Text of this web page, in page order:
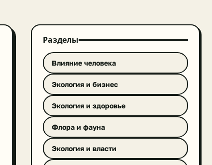
Разделы
Влияние человека
Экология и бизнес
Экология и здоровье
Флора и фауна
Экология и власти